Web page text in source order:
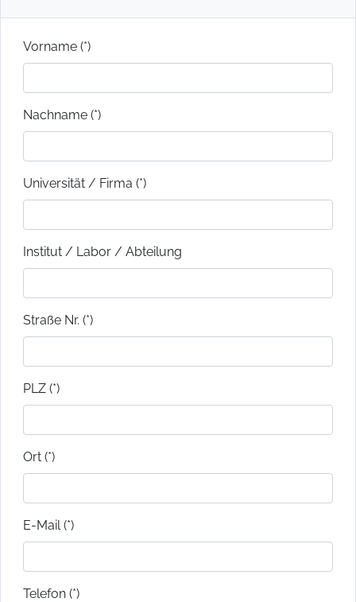
Vorname (*)
Nachname (*)
Universität / Firma (*)
Institut / Labor / Abteilung
Straße Nr. (*)
PLZ (*)
Ort (*)
E-Mail (*)
Telefon (*)